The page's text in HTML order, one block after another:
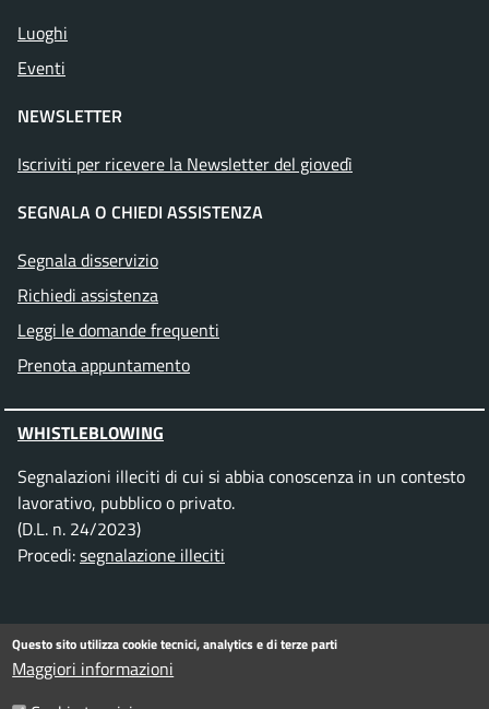
Luoghi
Eventi
NEWSLETTER
Iscriviti per ricevere la Newsletter del giovedì
SEGNALA O CHIEDI ASSISTENZA
Segnala disservizio
Richiedi assistenza
Leggi le domande frequenti
Prenota appuntamento
WHISTLEBLOWING
Segnalazioni illeciti di cui si abbia conoscenza in un contesto
lavorativo, pubblico o privato.
(D.L. n. 24/2023)
Procedi:segnalazione illeciti
SEGUICI SU
Facebook
Instagram
Telegram
TwitterWhatsApp
YouTube
Questo sito utilizza cookie tecnici, analytics e di terze parti
Maggiori informazioni